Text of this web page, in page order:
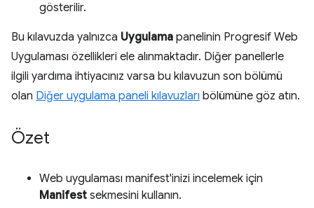
gösterilir.
Bu kılavuzda yalnızca Uygulama panelinin Progresif Web
Uygulaması özellikleri ele alınmaktadır. Diğer panellerle
ilgili yardıma ihtiyacınız varsa bu kılavuzun son bölümü
olan Diğer uygulama paneli kılavuzları bölümüne göz atın.
Özet
Web uygulaması manifest'inizi incelemek için
Manifest sekmesini kullanın.